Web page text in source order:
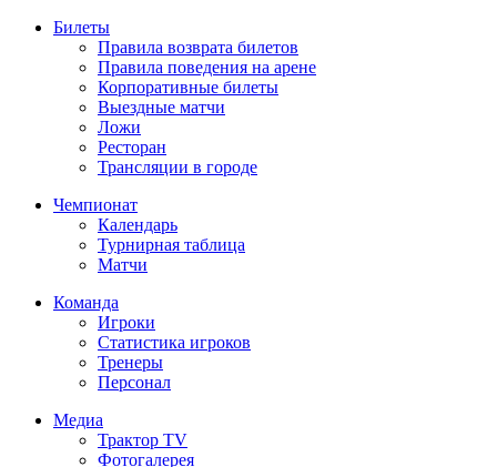
Билеты
Правила возврата билетов
Правила поведения на арене
Корпоративные билеты
Выездные матчи
Ложи
Ресторан
Трансляции в городе
Чемпионат
Календарь
Турнирная таблица
Матчи
Команда
Игроки
Статистика игроков
Тренеры
Персонал
Медиа
Трактор TV
Фотогалерея